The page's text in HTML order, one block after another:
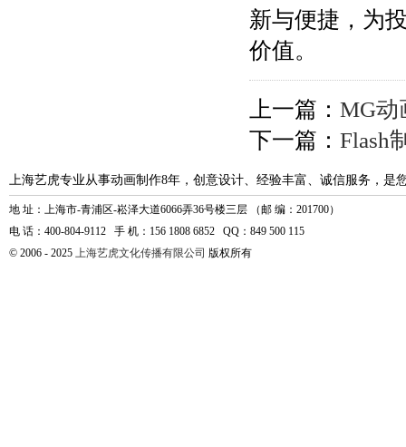
新与便捷，为
价值。
上一篇： MG动
下一篇： Flash
上海艺虎专业从事动画制作8年，创意设计、经验丰富、诚信服务，是
地 址：上海市-青浦区-崧泽大道6066弄36号楼三层 （邮 编：201700）
电 话：400-804-9112 手 机：156 1808 6852 QQ：849 500 115
© 2006 - 2025 上海艺虎文化传播有限公司 版权所有